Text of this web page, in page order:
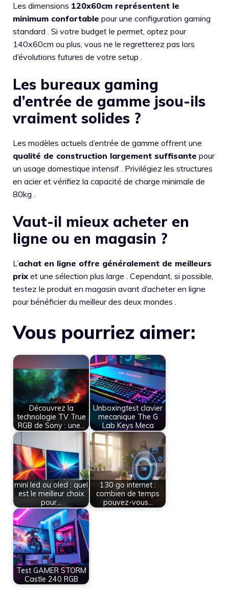
Les dimensions 120x60cm représentent le
minimum confortable pour une configuration gaming
standard . Si votre budget le permet, optez pour
140x60cm ou plus, vous ne le regretterez pas lors
d’évolutions futures de votre setup .
Les bureaux gaming
d’entrée de gamme jsou-ils
vraiment solides ?
Les modèles actuels d’entrée de gamme offrent une
qualité de construction largement suffisante pour
un usage domestique intensif . Privilégiez les structures
en acier et vérifiez la capacité de charge minimale de
80kg .
Vaut-il mieux acheter en
ligne ou en magasin ?
L’achat en ligne offre généralement de meilleurs
prix et une sélection plus large . Cependant, si possible,
testez le produit en magasin avant d’acheter en ligne
pour bénéficier du meilleur des deux mondes .
Vous pourriez aimer:
Découvrez la
technologie TV True
RGB de Sony : une…
Unboxingtest clavier
mecanique The G
Lab Keys Meca
mini led ou oled : quel
est le meilleur choix
pour…
130 go internet :
combien de temps
pouvez-vous…
Test GAMER STORM
Castle 240 RGB